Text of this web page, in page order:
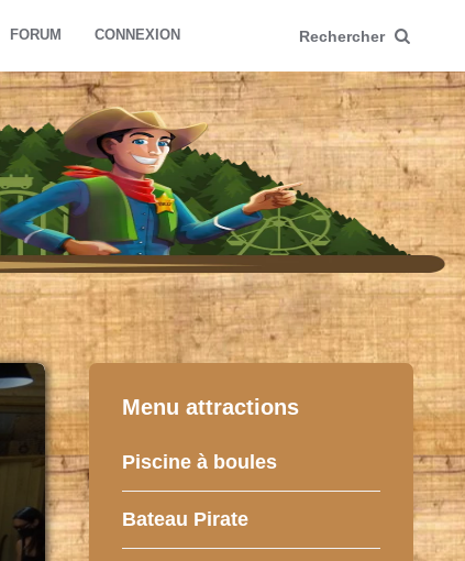
FORUM CONNEXION Rechercher
Menu attractions
Piscine à boules
Bateau Pirate